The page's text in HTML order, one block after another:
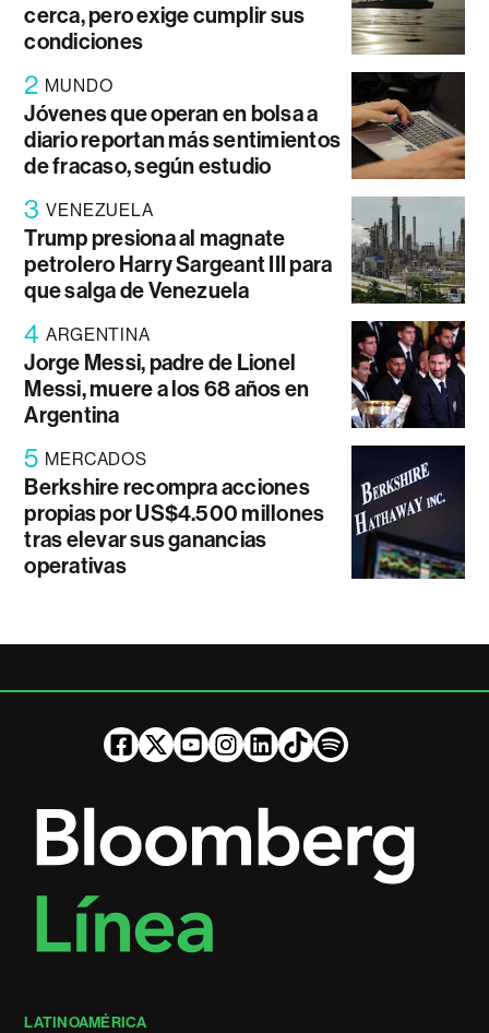
cerca, pero exige cumplir sus
condiciones
2 MUNDO
Jóvenes que operan en bolsa a
diario reportan más sentimientos
de fracaso, según estudio
3 VENEZUELA
Trump presiona al magnate
petrolero Harry Sargeant III para
que salga de Venezuela
4 ARGENTINA
Jorge Messi, padre de Lionel
Messi, muere a los 68 años en
Argentina
5 MERCADOS
Berkshire recompra acciones
propias por US$4.500 millones
tras elevar sus ganancias
operativas
LATINOAMÉRICA